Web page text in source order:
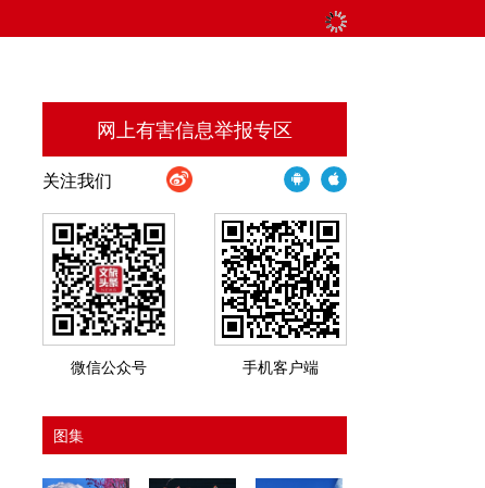
网上有害信息举报专区
关注我们
微信公众号 手机客户端
图集